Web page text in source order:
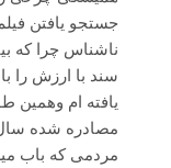
جستجو یافتن
ناشناس چرا که
سند با ارزش را
یافته ام وهمین
مردمی که باب